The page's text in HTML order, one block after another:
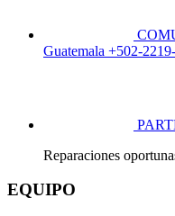
Guatemala +502-
Reparaciones
EQUIPO